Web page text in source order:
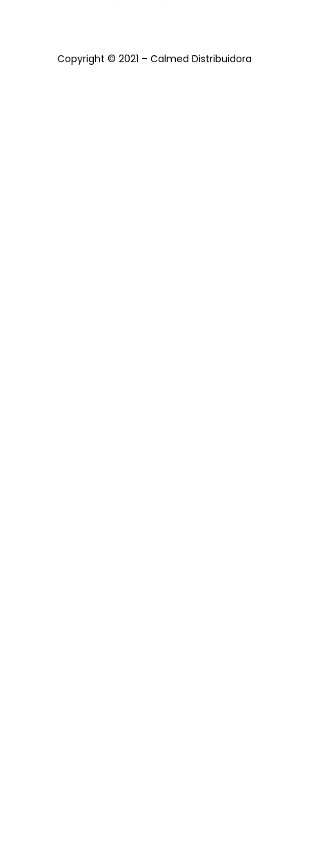
Copyright © 2021 – Calmed Distribuidora